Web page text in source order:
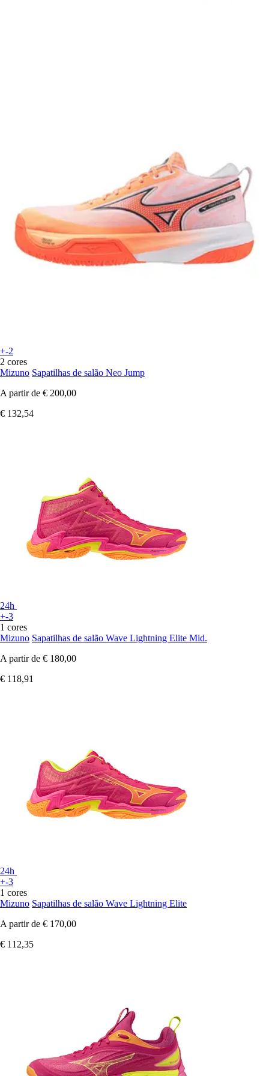
+-2
2 cores
Mizuno Sapatilhas de salão Neo Jump
A partir de € 200,00
€ 132,54
24h
+-3
1 cores
Mizuno Sapatilhas de salão Wave Lightning Elite Mid.
A partir de € 180,00
€ 118,91
24h
+-3
1 cores
Mizuno Sapatilhas de salão Wave Lightning Elite
A partir de € 170,00
€ 112,35